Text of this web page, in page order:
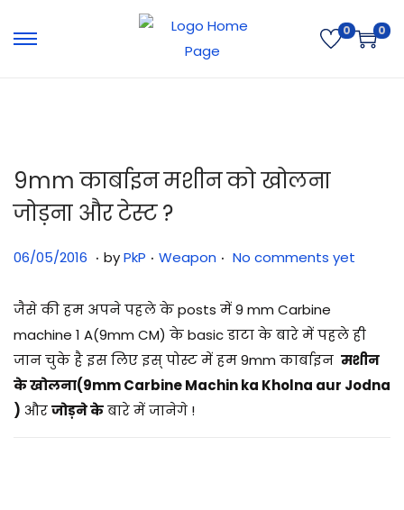
0 0
9mm कार्बाइन मशीन को खोलना
जोड़ना और टेस्ट ?
Posted on
06/05/2016 3
/
0
7
/
2
. byPkP . Posted in
Weapon . No comments yet
जैसे की हम अपने पहले के posts में 9 mm Carbine
machine 1 A(9mm CM) के basic डाटा के बारे में पहले ही
जान चुके है इस लिए इस् पोस्ट में हम 9mm कार्बाइन मशीन
के खोलना(9mm Carbine Machin ka Kholna aur Jodna
) औरजोड़ने केबारे में जानेगे !